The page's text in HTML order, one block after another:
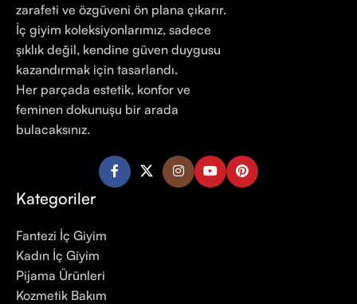
zarafeti ve özgüveni ön plana çıkarır.
İç giyim koleksiyonlarımız, sadece
şıklık değil, kendine güven duygusu
kazandırmak için tasarlandı.
Her parçada estetik, konfor ve
feminen dokunuşu bir arada
bulacaksınız.
Kategoriler
Fantezi İç Giyim
Kadın İç Giyim
Pijama Ürünleri
Kozmetik Bakım